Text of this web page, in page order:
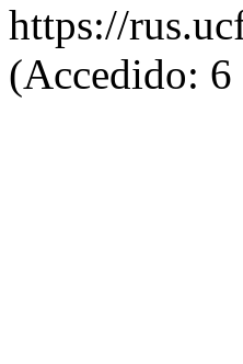
https://
(Accedido: 6